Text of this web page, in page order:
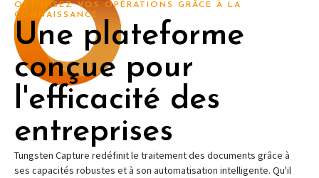
OPTIMISEZ VOS OPÉRATIONS GRÂCE À LA
CONNAISSANCE
Une plateforme
conçue pour
l'efficacité des
entreprises
Tungsten Capture redéfinit le traitement des documents grâce à
ses capacités robustes et à son automatisation intelligente. Qu'il